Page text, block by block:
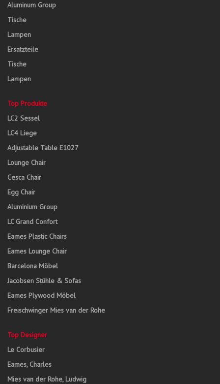
Aluminum Group
Tische
Lampen
Ersatzteile
Tische
Lampen
Top Produkte
LC2 Sessel
LC4 Liege
Adjustable Table E1027
Lounge Chair
Cesca Chair
Egg Chair
Aluminium Group
LC Grand Confort
Eames Plastic Chairs
Eames Lounge Chair
Barcelona Möbel
Jacobsen Stühle & Sofas
Eames Plywood Möbel
Freischwinger Mies van der Rohe
Top Designer
Le Corbusier
Eames, Charles
Mies van der Rohe, Ludwig